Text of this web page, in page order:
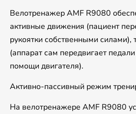
Велотренажер AMF R9080
активные движения (пациент
рукоятки собственными силами),
(аппарат сам передвигает
помощи двигателя).
Активно-пассивный режим
На велотренажере AMF R9080